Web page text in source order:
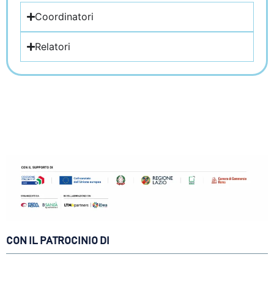
Coordinatori
Relatori
CON IL PATROCINIO DI